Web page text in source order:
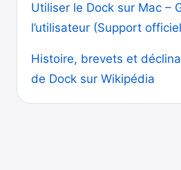
Utiliser le Dock sur Mac –
l’utilisateur (Support
Histoire, brevets et
de Dock sur Wikipédia